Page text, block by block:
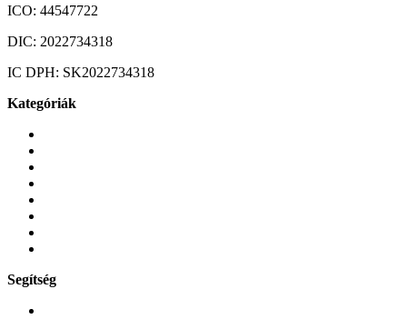
ICO: 44547722
DIC: 2022734318
IC DPH: SK2022734318
Kategóriák
Segítség